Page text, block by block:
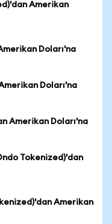
Amerikan
Doları'na
Doları'na
Amerikan Doları'na
Tokenized)'dan
Amerikan